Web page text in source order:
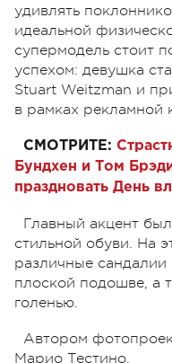
удивлять
идеальной
супермодель стоит
успехом: девушка
Stuart Weitzman и
в рамках рекламной
СМОТРИТЕ:
Бундхен и Том
праздновать День
Главный акцент
стильной обуви. На
различные сандалии
плоской подошве, а
голенью.
Автором
Марио Тестино.